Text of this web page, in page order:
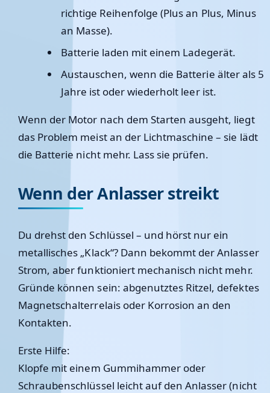
richtige Reihenfolge (Plus an Plus, Minus
an Masse).
Batterie laden mit einem Ladegerät.
Austauschen, wenn die Batterie älter als 5
Jahre ist oder wiederholt leer ist.
Wenn der Motor nach dem Starten ausgeht, liegt
das Problem meist an der Lichtmaschine – sie lädt
die Batterie nicht mehr. Lass sie prüfen.
Wenn der Anlasser streikt
Du drehst den Schlüssel – und hörst nur ein
metallisches „Klack“? Dann bekommt derAnlasser
Strom, aber funktioniert mechanisch nicht mehr.
Gründe können sein: abgenutztes Ritzel, defektes
Magnetschalterrelais oder Korrosion an den
Kontakten.
Erste Hilfe:
Klopfe mit einem Gummihammer oder
Schraubenschlüssel leicht auf den Anlasser (nicht